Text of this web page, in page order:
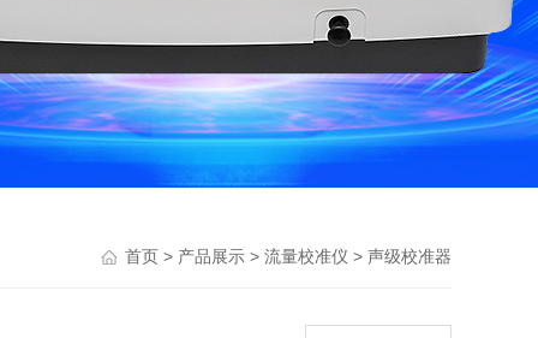
首页 > 产品展示 > 流量校准仪 > 声级校准器